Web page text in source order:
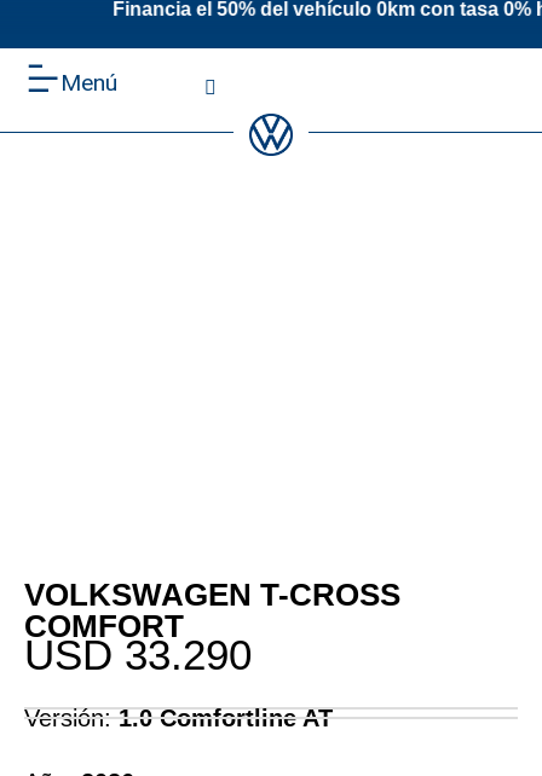
el 50% del vehículo 0km con tasa 0%
Menú
VOLKSWAGEN T-CROSS
COMFORT
USD 33.290
Versión:1.0 Comfortline AT